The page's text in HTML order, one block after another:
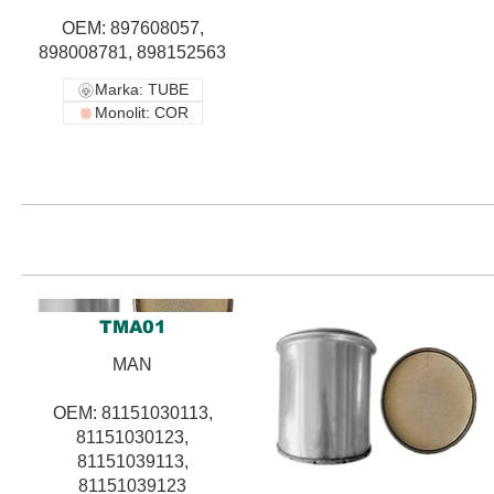
OEM: 897608057,
898008781, 898152563
Marka: TUBE
Monolit: COR
TMA01
MAN
OEM: 81151030113,
81151030123,
81151039113,
81151039123